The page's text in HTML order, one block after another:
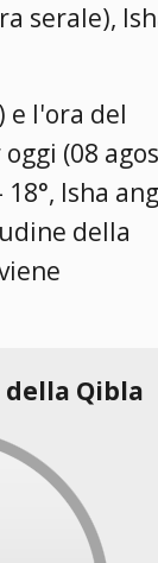
serale),
e l'ora del
(08
Isha
della
Qibla